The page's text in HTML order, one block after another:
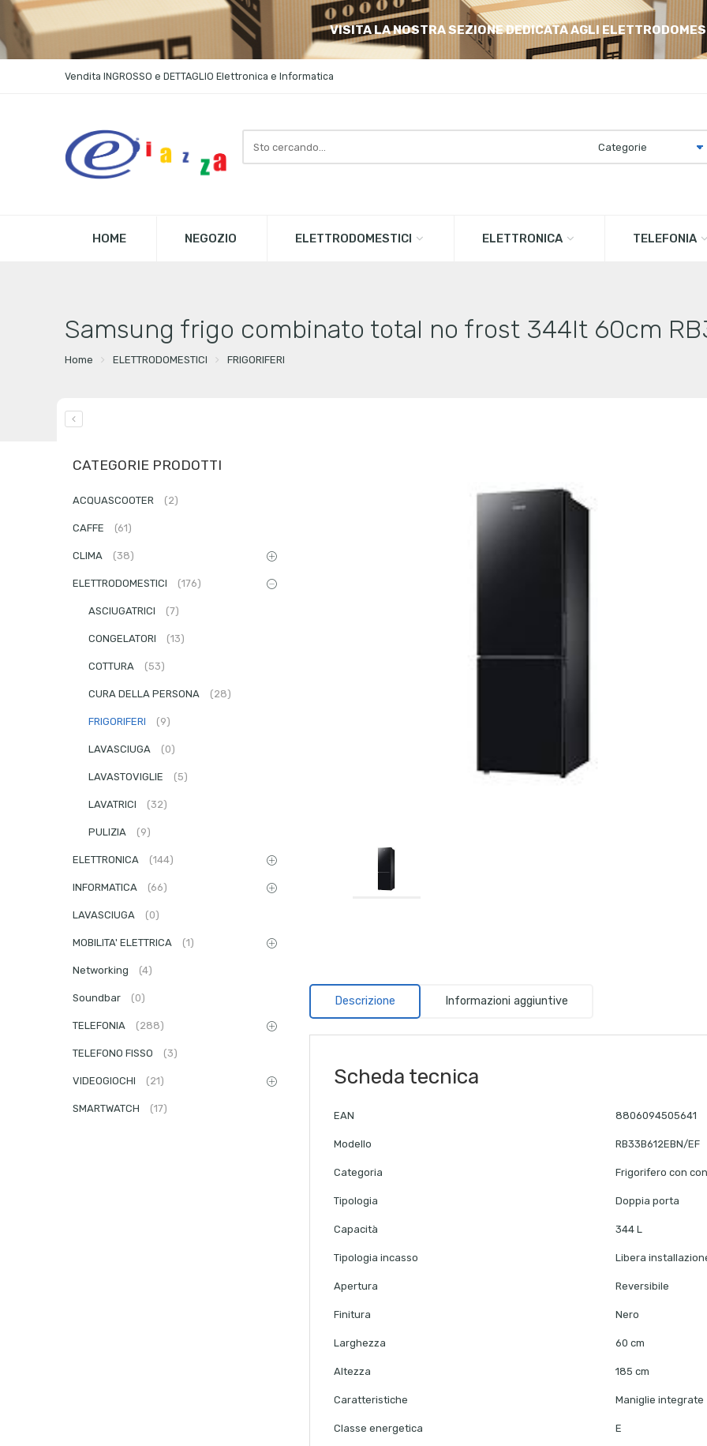
VISITA LA NOSTRA SEZIONE DEDICATA AGLI
Vendita INGROSSO e DETTAGLIO Elettronica e Informatica
here
HOME NEGOZIO ELETTRODOMESTICI ELETTRONICA TELEFONIA
Samsung frigo combinato total no frost 344lt 60cm
Home ELETTRODOMESTICI FRIGORIFERI
Descrizione Informazioni aggiuntive
Scheda tecnica
EAN 8806094505641
Modello RB33B612EBN/EF
Categoria Frigorifero con
Tipologia Doppia porta
Capacità 344 L
Tipologia incasso Libera
Apertura Reversibile
Finitura Nero
Larghezza 60 cm
Altezza 185 cm
Caratteristiche Maniglie integrate
Classe energetica E
CATEGORIE PRODOTTI
ACQUASCOOTER (2)
CAFFE (61)
CLIMA (38)
ELETTRODOMESTICI (176)
ASCIUGATRICI (7)
CONGELATORI (13)
COTTURA (53)
CURA DELLA PERSONA (28)
FRIGORIFERI (9)
LAVASCIUGA (0)
LAVASTOVIGLIE (5)
LAVATRICI (32)
PULIZIA (9)
ELETTRONICA (144)
INFORMATICA (66)
LAVASCIUGA (0)
MOBILITA' ELETTRICA (1)
Networking (4)
Soundbar (0)
TELEFONIA (288)
TELEFONO FISSO (3)
VIDEOGIOCHI (21)
SMARTWATCH (17)